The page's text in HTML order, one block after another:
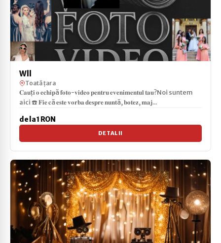
Wll
Toată țara
𝐂𝐚𝐮ț𝐢 𝐨 𝐞𝐜𝐡𝐢𝐩ă 𝐟𝐨𝐭𝐨-𝐯𝐢𝐝𝐞𝐨 𝐩𝐞𝐧𝐭𝐫𝐮 𝐞𝐯𝐞𝐧𝐢𝐦𝐞𝐧𝐭𝐮𝐥 𝐭𝐚𝐮?Noi suntem
aici ☎️ 𝐅𝐢𝐞 𝐜ă 𝐞𝐬𝐭𝐞 𝐯𝐨𝐫𝐛𝐚 𝐝𝐞𝐬𝐩𝐫𝐞 𝐧𝐮𝐧𝐭ă, 𝐛𝐨𝐭𝐞𝐳, 𝐦𝐚𝐣...
de la 1 RON
DETALII